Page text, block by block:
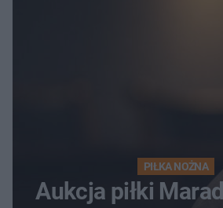
PIŁKA NOŻNA
Aukcja piłki